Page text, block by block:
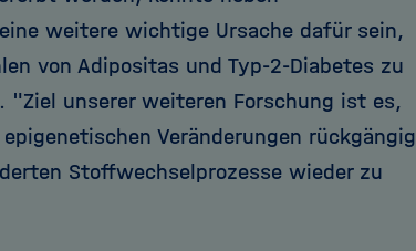
weitere wichtige Ursache dafür sein,
von Adipositas und Typ-2-Diabetes zu
unserer weiteren Forschung ist es,
Veränderungen rückgängig
Stoffwechselprozesse wieder zu